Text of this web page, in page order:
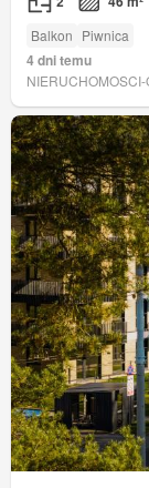
Balkon Piwnica
4 dni temu